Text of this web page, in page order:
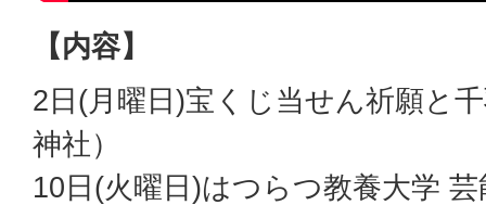
【内容】
2日(月曜日)宝くじ当せん祈願と
神社）
10日(火曜日)はつらつ教養大学